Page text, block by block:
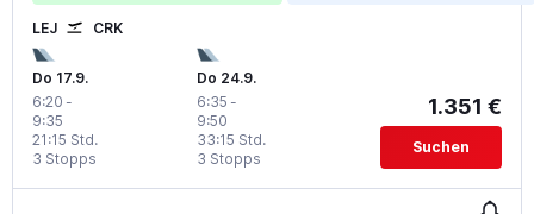
LEJ CRK
Do 17.9.
6:20 -
9:35
3 Stopps
21:15 Std.
Do 24.9.
6:35 -
9:50
3 Stopps
33:15 Std.
1.351 €
Suchen